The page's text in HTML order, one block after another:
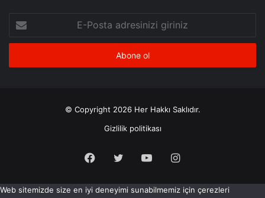
Posta
adresinizi
© Copyright 2026 Her Hakkı Saklıdır.
Gizlilik politikası
Facebook
X YouTubeInstagram
Web sitemizde size en iyi deneyimi sunabilmemiz için çerezleri